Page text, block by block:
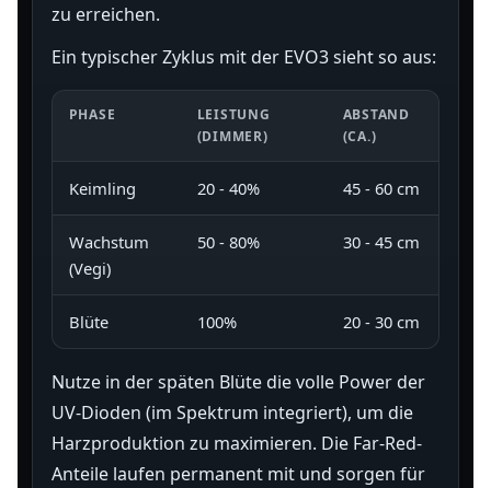
zu erreichen.
Ein typischer Zyklus mit der EVO3 sieht so aus:
PHASE
LEISTUNG
(DIMMER)
ABSTAND
(CA.)
Keimling 20 - 40% 45 - 60 cm
Wachstum
(Vegi)
50 - 80% 30 - 45 cm
Blüte 100% 20 - 30 cm
Nutze in der späten Blüte die volle Power der
UV-Dioden (im Spektrum integriert), um die
Harzproduktion zu maximieren. Die Far-Red-
Anteile laufen permanent mit und sorgen für